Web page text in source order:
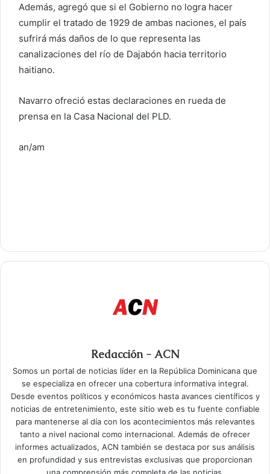
Además, agregó que si el Gobierno no logra hacer
cumplir el tratado de 1929 de ambas naciones, el país
sufrirá más daños de lo que representa las
canalizaciones del río de Dajabón hacia territorio
haitiano.
Navarro ofreció estas declaraciones en rueda de
prensa en la Casa Nacional del PLD.
an/am
Redacción - ACN
Somos un portal de noticias líder en la República Dominicana que
se especializa en ofrecer una cobertura informativa integral.
Desde eventos políticos y económicos hasta avances científicos y
noticias de entretenimiento, este sitio web es tu fuente confiable
para mantenerse al día con los acontecimientos más relevantes
tanto a nivel nacional como internacional. Además de ofrecer
informes actualizados, ACN también se destaca por sus análisis
en profundidad y sus entrevistas exclusivas que proporcionan
una comprensión más completa de las noticias.